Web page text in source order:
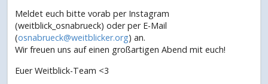
Meldet euch bitte vorab per Instagram
(weitblick_osnabrueck) oder per E-Mail
(osnabrueck@weitblicker.org) an.
Wir freuen uns auf einen großartigen Abend mit euch!
Euer Weitblick-Team <3